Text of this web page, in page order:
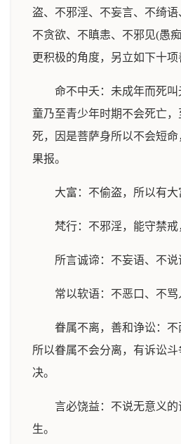
盗、不邪淫、不妄言、不绮语
不贪欲、不瞋恚、不邪见(愚
更积极的角度，另立如下十项
命不中夭：未成年而死
童乃至青少年时期不会死亡
死，因是菩萨身所以不会短
果报。
大富：不偷盗，所以有大
梵行：不邪淫，能守禁戒
所言诚谛：不妄语、不说
常以软语：不恶口、不骂
眷属不离，善和诤讼：不
所以眷属不会分离，有诉讼
决。
言必饶益：不说无意义
生。